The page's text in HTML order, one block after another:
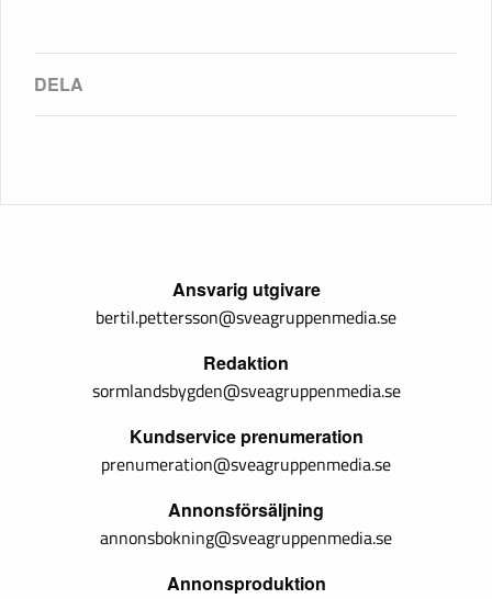
Ansvarig utgivare
bertil.pettersson@sveagruppenmedia.se
Redaktion
sormlandsbygden@sveagruppenmedia.se
Kundservice prenumeration
prenumeration@sveagruppenmedia.se
Annonsförsäljning
annonsbokning@sveagruppenmedia.se
Annonsproduktion